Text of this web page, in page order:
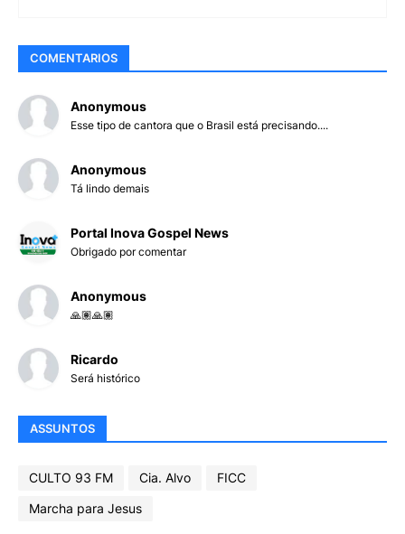
COMENTARIOS
Anonymous
Esse tipo de cantora que o Brasil está precisando....
Anonymous
Tá lindo demais
Portal Inova Gospel News
Obrigado por comentar
Anonymous
🙏🏽🙏🏽
Ricardo
Será histórico
ASSUNTOS
CULTO 93 FM Cia. Alvo
FICC
Marcha para Jesus